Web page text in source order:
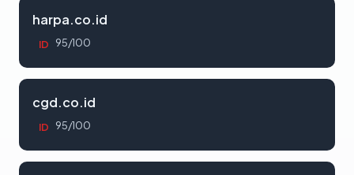
harpa.co.id
ID 95/100
cgd.co.id
ID 95/100